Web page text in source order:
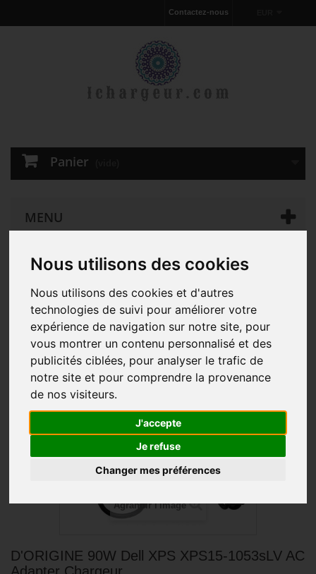
Nous utilisons des cookies
Nous utilisons des cookies et d'autres
technologies de suivi pour améliorer votre
expérience de navigation sur notre site, pour
vous montrer un contenu personnalisé et des
publicités ciblées, pour analyser le trafic de
notre site et pour comprendre la provenance
de nos visiteurs.
J'accepte
Je refuse
Changer mes préférences
Contactez-nous
Panier
MENU
Chargeur pour ordinateur portable
D'ORIGINE 90W Dell
XPS XPS15-1053sLV AC Adapter Chargeur
PROMO !
Agrandir l'image
D'ORIGINE 90W Dell XPS XPS15-1053sLV AC